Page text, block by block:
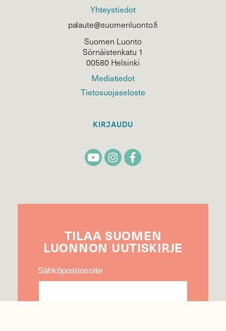
Yhteystiedot
palaute@suomenluonto.fi
Suomen Luonto
Sörnäistenkatu 1
00580 Helsinki
Mediatiedot
Tietosuojaseloste
KIRJAUDU
TILAA SUOMEN
LUONNON UUTIS­KIRJE
Sähköpostiosoite